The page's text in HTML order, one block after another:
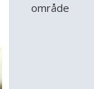
område